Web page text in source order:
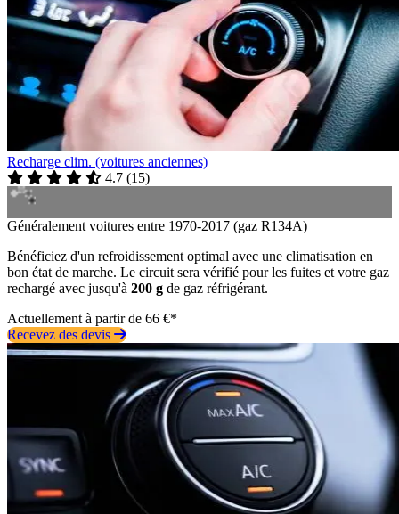
Recharge clim. (voitures anciennes)
4.7 (15)
Généralement voitures entre 1970-2017 (gaz R134A)
Bénéficiez d'un refroidissement optimal avec une climatisation en
bon état de marche. Le circuit sera vérifié pour les fuites et votre gaz
rechargé avec jusqu'à 200 g de gaz réfrigérant.
Actuellement à partir de 66 €*
Recevez des devis